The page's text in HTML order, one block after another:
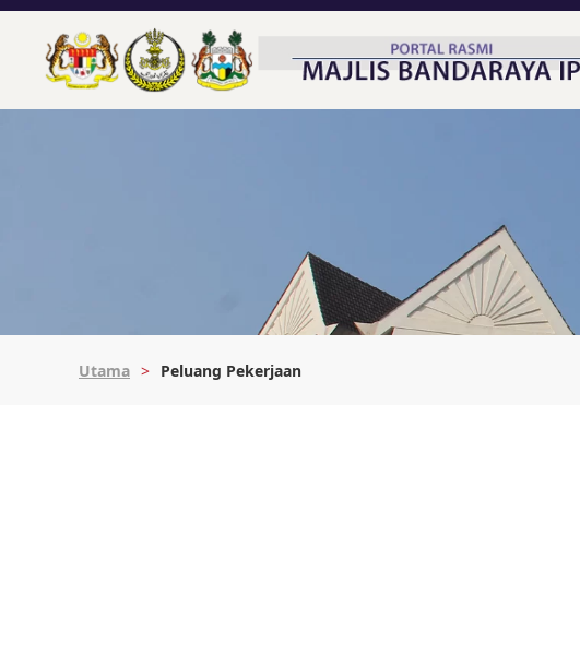
Utama Peluang Pekerjaan